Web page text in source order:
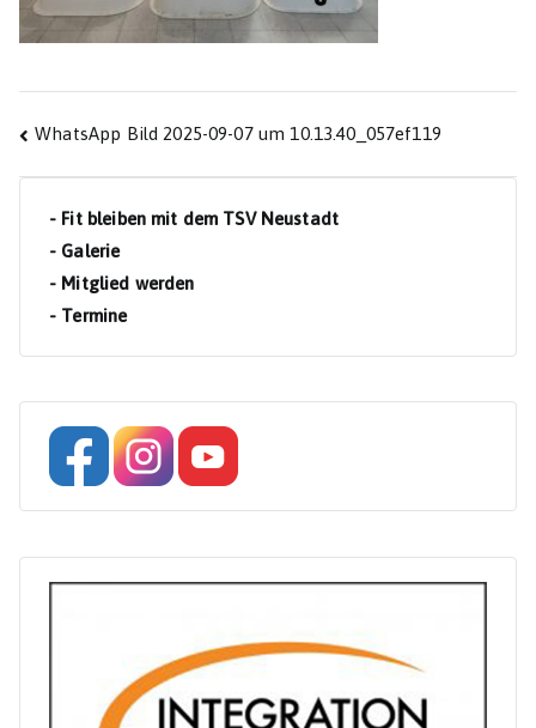
Beitragsnavigation
WhatsApp Bild 2025-09-07 um 10.13.40_057ef119
- Fit bleiben mit dem TSV Neustadt
- Galerie
- Mitglied werden
- Termine